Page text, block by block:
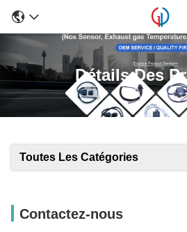
Détails Des
Toutes Les Catégories
Contactez-nous